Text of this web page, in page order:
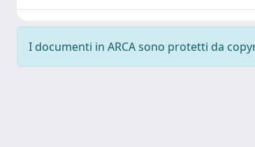
I documenti in ARCA sono protetti da